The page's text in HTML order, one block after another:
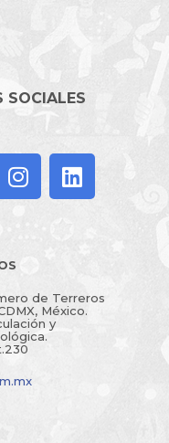
SOCIALES
de Terreros
México.
y